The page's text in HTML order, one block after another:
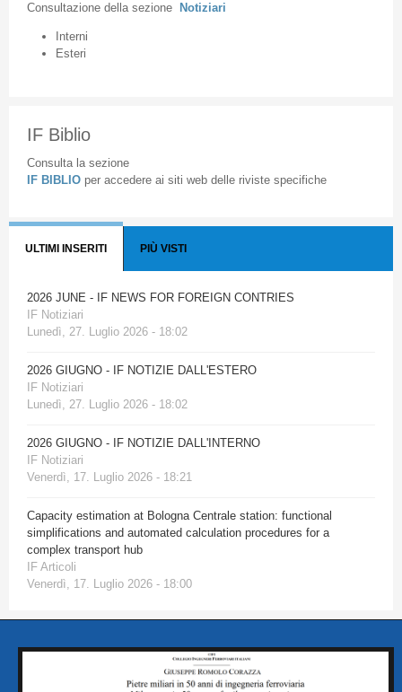
Consultazione della sezione Notiziari
Interni
Esteri
IF Biblio
Consulta la sezione
IF BIBLIO per accedere ai siti web delle riviste specifiche
ULTIMI INSERITI PIÙ VISTI
2026 JUNE - IF NEWS FOR FOREIGN CONTRIES
IF Notiziari
Lunedì, 27. Luglio 2026 - 18:02
2026 GIUGNO - IF NOTIZIE DALL'ESTERO
IF Notiziari
Lunedì, 27. Luglio 2026 - 18:02
2026 GIUGNO - IF NOTIZIE DALL'INTERNO
IF Notiziari
Venerdì, 17. Luglio 2026 - 18:21
Capacity estimation at Bologna Centrale station: functional
simplifications and automated calculation procedures for a
complex transport hub
IF Articoli
Venerdì, 17. Luglio 2026 - 18:00